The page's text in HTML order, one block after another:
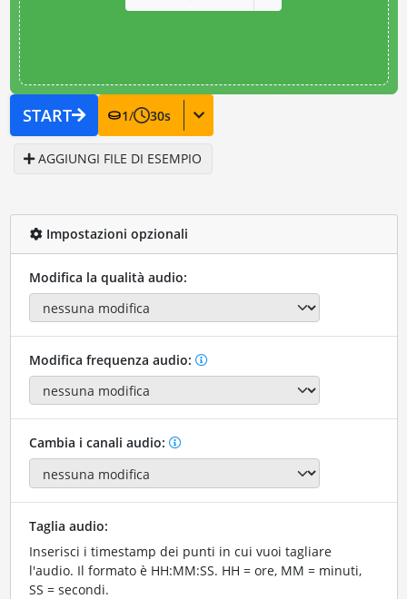
START 1/ 30s
AGGIUNGI FILE DI ESEMPIO
Impostazioni opzionali
Modifica la qualità audio:
Modifica frequenza audio:
Cambia i canali audio:
Taglia audio:
Inserisci i timestamp dei punti in cui vuoi tagliare
l'audio. Il formato è HH:MM:SS. HH = ore, MM = minuti,
SS = secondi.